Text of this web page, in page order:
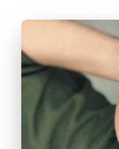
|
L
a
C
V